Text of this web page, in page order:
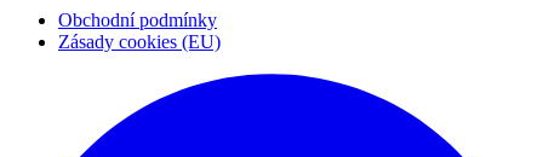
Obchodní podmínky
Zásady cookies (EU)